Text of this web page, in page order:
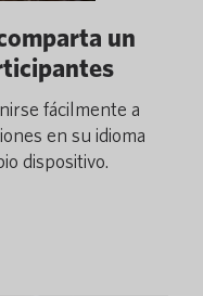
un
fácilmente a
en su idioma
dispositivo.